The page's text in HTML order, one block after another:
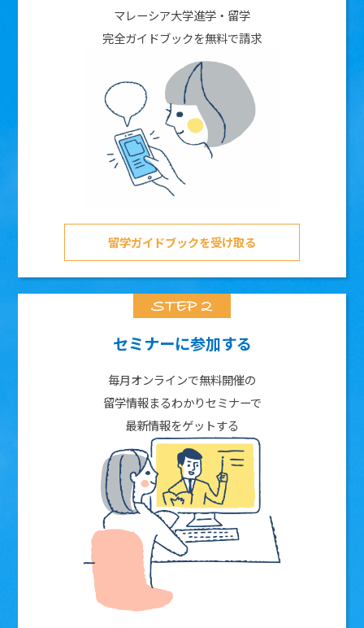
マレーシア大学進学・留学
完全ガイドブックを無料で請求
留学ガイドブックを受け取る
セミナーに参加する
毎月オンラインで無料開催の
留学情報まるわかりセミナーで
最新情報をゲットする